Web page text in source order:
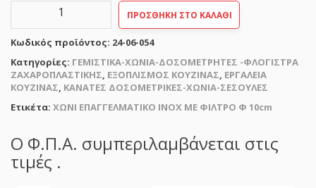
ΧΩΝΙ
ΕΠΑΓΓΕΛΜΑΤΙΚΟ
ΙΝΟΧ
ΜΕ
ΦΙΛΤΡΟ
Φ
10cm
ποσότητα
ΠΡΟΣΘΉΚΗ ΣΤΟ ΚΑΛΆΘΙ
Κωδικός προϊόντος: 24-06-054
Κατηγορίες: ΓΕΜΙΣΤΙΚΑ-ΧΩΝΙΑ-ΔΟΣΟΜΕΤΡΗΤΕΣ -ΦΛΟΓΙΣΤΡΑ
ΖΑΧΑΡΟΠΛΑΣΤΙΚΗΣ, ΕΞΟΠΛΙΣΜΟΣ ΚΟΥΖΙΝΑΣ, ΕΡΓΑΛΕΙΑ
ΚΟΥΖΙΝΑΣ, ΚΑΝΑΤΕΣ ΔΟΣΟΜΕΤΡΙΚΕΣ-ΧΩΝΙΑ-ΣΕΣΟΥΛΕΣ
Ετικέτα: ΧΩΝΙ ΕΠΑΓΓΕΛΜΑΤΙΚΟ ΙΝΟΧ ΜΕ ΦΙΛΤΡΟ Φ 10cm
Ο Φ.Π.Α. συμπεριλαμβάνεται στις
τιμές .